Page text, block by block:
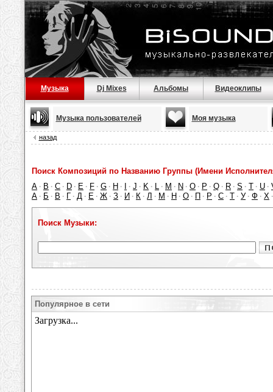
Музыка Dj Mixes Альбомы Видеоклипы
Музыка пользователей Моя музыка
назад
Поиск Композиций по Названию Группы (Имени
A · B · C · D · E · F · G · H · · J · K · L · M · N · O · P · Q · R · S · T · U ·
А · Б · В · Г · Д · Е · Ж · З · И · К · Л · М · Н · О · П · Р · С · Т · У · Ф · Х
Поиск Музыки:
Популярное в сети